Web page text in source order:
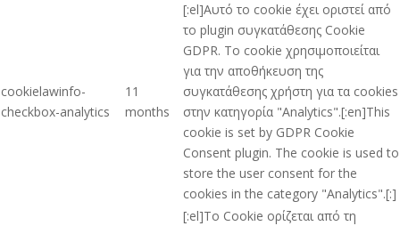
cookielawinfo-
checkbox-analytics
11
months
[:el]Αυτό το cookie έχει οριστεί από
το plugin συγκατάθεσης Cookie
GDPR. Το cookie χρησιμοποιείται
για την αποθήκευση της
συγκατάθεσης χρήστη για τα cookies
στην κατηγορία "Analytics".[:en]This
cookie is set by GDPR Cookie
Consent plugin. The cookie is used to
store the user consent for the
cookies in the category "Analytics".[:]
[:el]Το Cookie ορίζεται από τη